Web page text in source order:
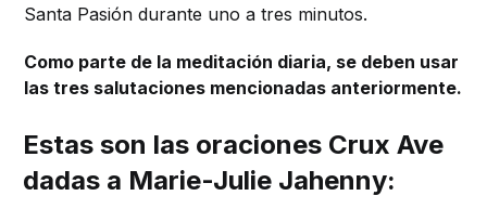
Santa Pasión durante uno a tres minutos.
Como parte de la meditación diaria, se deben usar
las tres salutaciones mencionadas anteriormente.
Estas son las oraciones Crux Ave
dadas a Marie-Julie Jahenny: